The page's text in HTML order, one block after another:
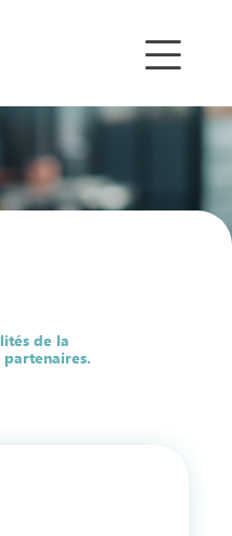
de la
partenaires.